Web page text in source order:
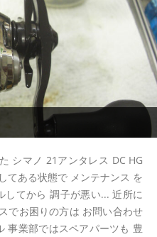
シマノ 21アンタレス DC HG
てある状態で メンテナンス を
してから 調子が悪い... 近所に
でお困りの方は お問い合わせ
事業部ではスペアパーツも 豊